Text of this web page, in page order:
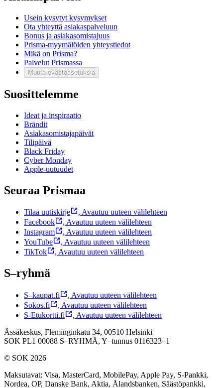
Usein kysytyt kysymykset
Ota yhteyttä asiakaspalveluun
Bonus ja asiakasomistajuus
Prisma-myymälöiden yhteystiedot
Mikä on Prisma?
Palvelut Prismassa
Muuta evästeasetuksia
Suosittelemme
Ideat ja inspiraatio
Brändit
Asiakasomistajapäivät
Tilipäivä
Black Friday
Cyber Monday
Apple-uutuudet
Seuraa Prismaa
Tilaa uutiskirje , Avautuu uuteen välilehteen
Facebook
, Avautuu uuteen välilehteen
Instagram
, Avautuu uuteen välilehteen
YouTube
, Avautuu uuteen välilehteen
TikTok
, Avautuu uuteen välilehteen
S–ryhmä
S–kaupat.fi , Avautuu uuteen välilehteen
Sokos.fi
, Avautuu uuteen välilehteen
S-Etukortti.fi
, Avautuu uuteen välilehteen
Ässäkeskus, Fleminginkatu 34, 00510 Helsinki
SOK PL1 00088 S–RYHMÄ, Y–tunnus 0116323–1
© SOK 2026
Maksutavat: Visa, MasterCard, MobilePay, Apple Pay, S-Pankki,
Nordea, OP, Danske Bank, Aktia, Ålandsbanken, Säästöpankki,